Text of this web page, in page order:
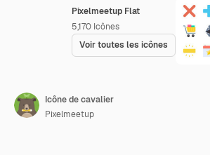
Pixelmeetup Flat
5,170 Icônes
Voir toutes les icônes
Icône de cavalier
Pixelmeetup